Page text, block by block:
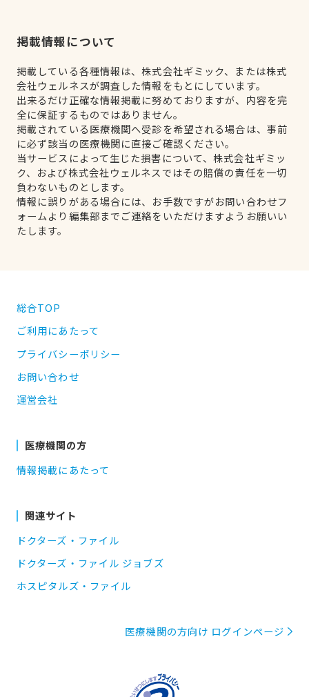
掲載情報について
掲載している各種情報は、株式会社ギミック、または株式
会社ウェルネスが調査した情報をもとにしています。
出来るだけ正確な情報掲載に努めておりますが、内容を完
全に保証するものではありません。
掲載されている医療機関へ受診を希望される場合は、事前
に必ず該当の医療機関に直接ご確認ください。
当サービスによって生じた損害について、株式会社ギミッ
ク、および株式会社ウェルネスではその賠償の責任を一切
負わないものとします。
情報に誤りがある場合には、お手数ですがお問い合わせフ
ォームより編集部までご連絡をいただけますようお願いい
たします。
総合TOP
ご利用にあたって
プライバシーポリシー
お問い合わせ
運営会社
医療機関の方
情報掲載にあたって
関連サイト
ドクターズ・ファイル
ドクターズ・ファイル ジョブズ
ホスピタルズ・ファイル
医療機関の方向け ログインページ